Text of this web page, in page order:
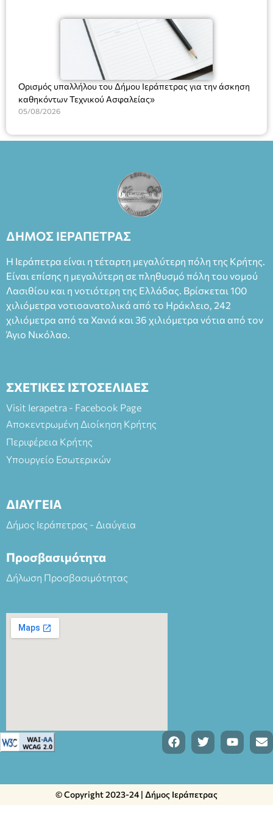
(Ν. 5314/2026).»
Ορισμός υπαλλήλου του Δήμου Ιεράπετρας για την άσκηση
καθηκόντων Τεχνικού Ασφαλείας»
05/08/2026
ΔΗΜΟΣ ΙΕΡΑΠΕΤΡΑΣ
Η Ιεράπετρα είναι η τέταρτη μεγαλύτερη πόλη της Κρήτης.
Είναι επίσης η μεγαλύτερη σε πληθυσμό πόλη του νομού
Λασιθίου και η νοτιότερη της Ελλάδας. Βρίσκεται 100
χιλιόμετρα νοτιοανατολικά από το Ηράκλειο, 242
χιλιόμετρα από τα Χανιά και 36 χιλιόμετρα νότια από τον
Άγιο Νικόλαο.
ΣΧΕΤΙΚΕΣ ΙΣΤΟΣΕΛΙΔΕΣ
Visit Ierapetra - Facebook Page
Αποκεντρωμένη Διοίκηση Κρήτης
Περιφέρεια Κρήτης
Υπουργείο Εσωτερικών
ΔΙΑΥΓΕΙΑ
Δήμος Ιεράπετρας - Διαύγεια
Προσβασιμότητα
Δήλωση Προσβασιμότητας
© Copyright 2023-24 | Δήμος Ιεράπετρας